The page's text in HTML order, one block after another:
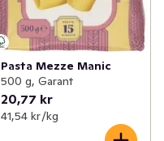
Pasta Mezze Manic
500 g, Garant
20,77 kr
41,54 kr /kg